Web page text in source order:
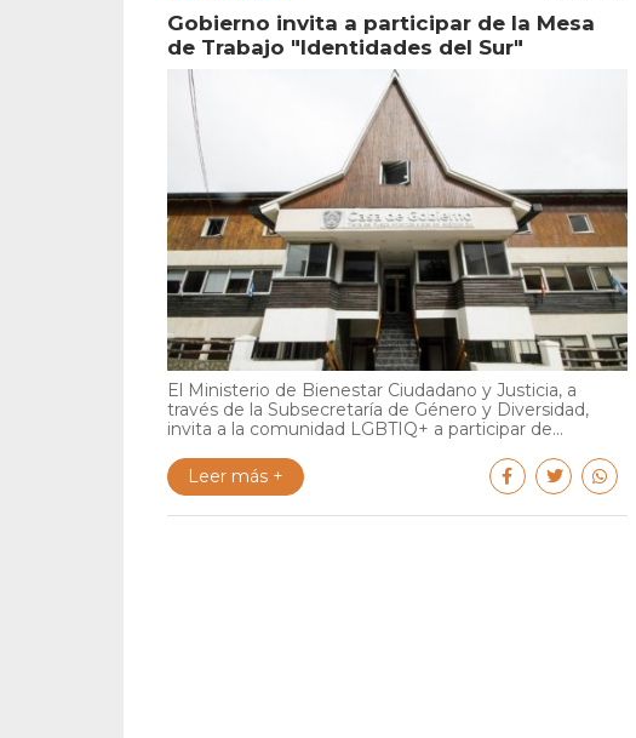
Gobierno invita a participar de la Mesa
de Trabajo "Identidades del Sur"
El Ministerio de Bienestar Ciudadano y Justicia, a
través de la Subsecretaría de Género y Diversidad,
invita a la comunidad LGBTIQ+ a participar de...
Leer más +